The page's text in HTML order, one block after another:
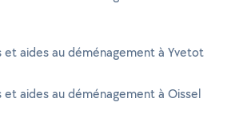
et aides au déménagement à Yvetot
et aides au déménagement à Oissel